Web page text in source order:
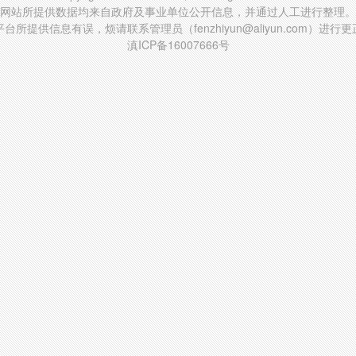
网站所提供数据均来自政府及事业单位公开信息，并通过人工进行整理。
台所提供信息有误，烦请联系管理员（fenzhiyun@aliyun.com）进行更
滇ICP备16007666号